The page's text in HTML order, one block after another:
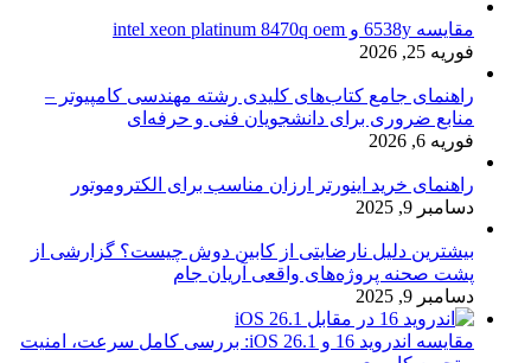
مقایسه 6538y و intel xeon platinum 8470q oem
فوریه 25, 2026
راهنمای جامع کتاب‌های کلیدی رشته مهندسی کامپیوتر –
منابع ضروری برای دانشجویان فنی و حرفه‌ای
فوریه 6, 2026
راهنمای خرید اینورتر ارزان مناسب برای الکتروموتور
دسامبر 9, 2025
بیشترین دلیل نارضایتی از کابین دوش چیست؟ گزارشی از
پشت صحنه پروژه‌های واقعی آریان جام
دسامبر 9, 2025
مقایسه اندروید 16 و iOS 26.1: بررسی کامل سرعت، امنیت